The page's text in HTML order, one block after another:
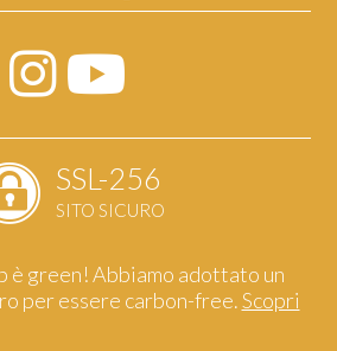
SSL-256
SITO SICURO
è green! Abbiamo adottato un
per essere carbon-free.Scopri